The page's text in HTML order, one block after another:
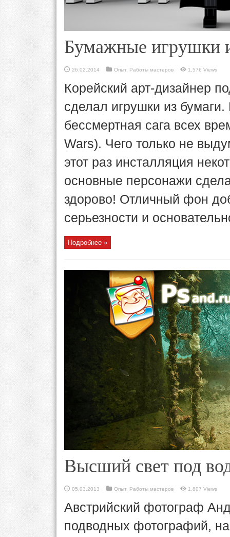
Бумажные игрушки
26.02.2014 Опыт, Работы мастеров 1,576 Views
Корейский арт-дизайнер
сделал игрушки из
бессмертная сага всех
Wars). Чего только не
этот раз инсталляция
основные персонажи
здорово! Отличный фон
серьезности и
Подробнее »
Высший свет под
05.03.2013 Опыт, Работы мастеров 1,807 Views
Австрийский фотограф
подводных фотографий,